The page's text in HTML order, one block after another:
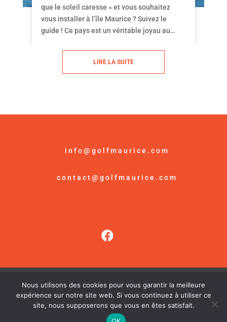
que le soleil caresse » et vous souhaitez
vous installer à l’île Maurice ? Suivez le
guide ! Ce pays est un véritable joyau au
nombreuses : qualité de vie, climat,
LIRE LA SUITE
info@golfmaurice.com
contact@golfmaurice.com
© Golf Maurice /Mention Légales
Nous utilisons des cookies pour vous garantir la meilleure
expérience sur notre site web. Si vous continuez à utiliser ce
site, nous supposerons que vous en êtes satisfait.